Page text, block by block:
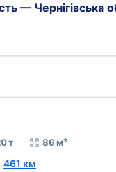
— Чернігівська
т 86 м³
461 км